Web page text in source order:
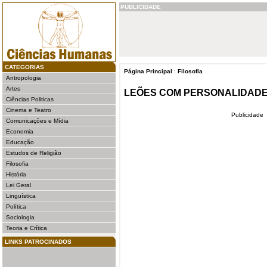
CATEGORIAS
Antropologia
Artes
Ciências Politicas
Cinema e Teatro
Comunicações e Mídia
Economia
Educação
Estudos de Religião
Filosofia
História
Lei Geral
Linguística
Política
Sociologia
Teoria e Crítica
LINKS PATROCINADOS
PUBLICIDADE
Página Principal : Filosofia
LEÕES COM
Publicidade